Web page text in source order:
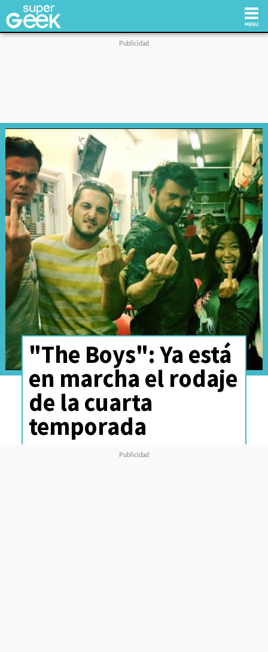
Tecnología
Videojuegos
Reviews
Cultura Pop
Streaming
Síguenos:
"The Boys": Ya está
en marcha el rodaje
de la cuarta
temporada